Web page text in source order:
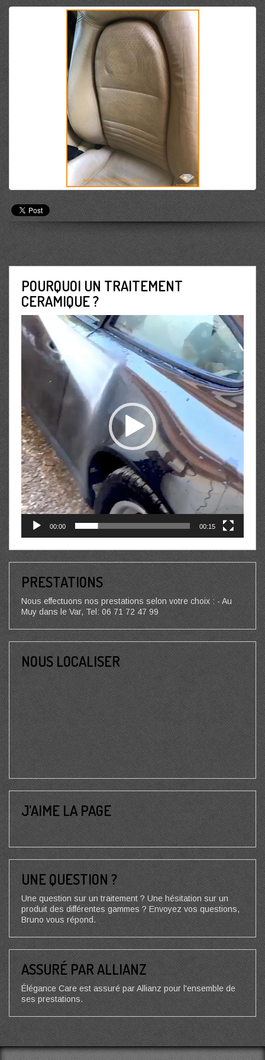
POURQUOI UN TRAITEMENT
CERAMIQUE ?
Lecteur
vidéo
00:00 00:15
PRESTATIONS
Nous effectuons nos prestations selon votre choix : - Au
Muy dans le Var, Tel: 06 71 72 47 99
NOUS LOCALISER
J’AIME LA PAGE
UNE QUESTION ?
Une question sur un traitement ? Une hésitation sur un
produit des différentes gammes ? Envoyez vos questions,
Bruno vous répond.
ASSURÉ PAR ALLIANZ
Élégance Care est assuré par Allianz pour l'ensemble de
ses prestations.